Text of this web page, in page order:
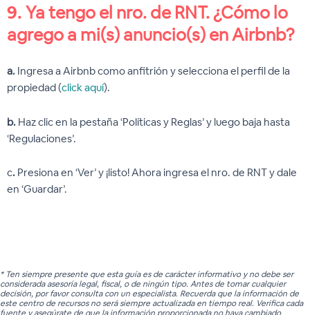
9.Ya tengo el nro. de RNT. ¿Cómo lo
agrego a mi(s) anuncio(s) en Airbnb?
a. Ingresa a Airbnb como anfitrión y selecciona el perfil de la
propiedad (click aquí).
b. Haz clic en la pestaña ‘Políticas y Reglas’ y luego baja hasta
‘Regulaciones’.
c. Presiona en ‘Ver’ y ¡listo! Ahora ingresa el nro. de RNT y dale
en ‘Guardar’.
* Ten siempre presente que esta guía es de carácter informativo y no debe ser
considerada asesoría legal, fiscal, o de ningún tipo. Antes de tomar cualquier
decisión, por favor consulta con un especialista. Recuerda que la información de
este centro de recursos no será siempre actualizada en tiempo real. Verifica cada
fuente y asegúrate de que la información proporcionada no haya cambiado